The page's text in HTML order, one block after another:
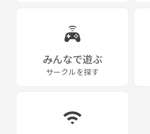
みんなで遊ぶ
サークルを探す